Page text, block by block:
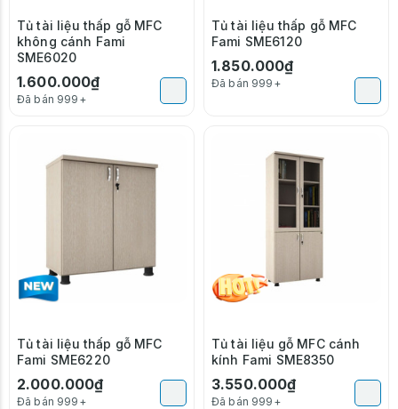
Tủ tài liệu thấp gỗ MFC
không cánh Fami
SME6020
1.600.000₫
Đã bán 999+
Tủ tài liệu thấp gỗ MFC
Fami SME6120
1.850.000₫
Đã bán 999+
Tủ tài liệu thấp gỗ MFC
Fami SME6220
2.000.000₫
Đã bán 999+
Tủ tài liệu gỗ MFC cánh
kính Fami SME8350
3.550.000₫
Đã bán 999+